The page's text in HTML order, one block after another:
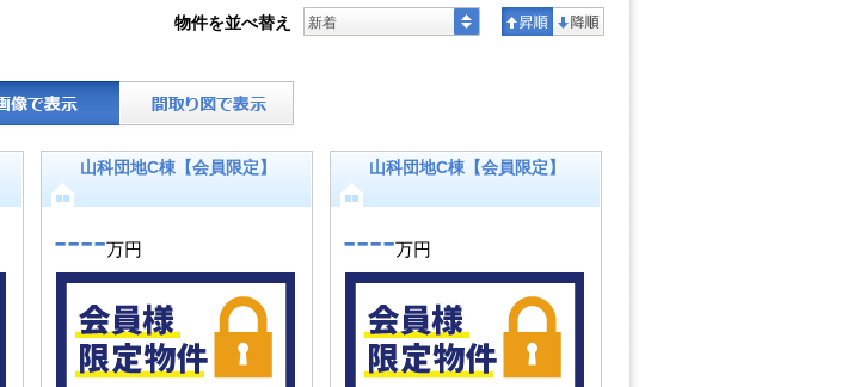
物件を並べ替え 新着
山科団地C棟【会員限定】
----万円
山科団地C棟【会員限定】
----万円